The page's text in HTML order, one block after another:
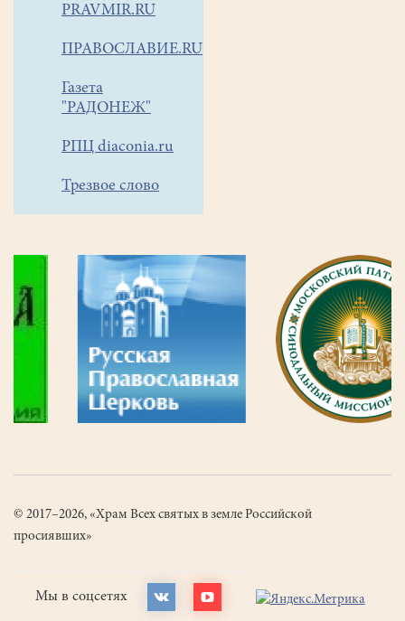
PRAVMIR.RU
ПРАВОСЛАВИЕ.RU
Газета
"РАДОНЕЖ"
РПЦ diaconia.ru
Трезвое слово
© 2017–2026, «Храм Всех святых в земле Российской
просиявших»
Мы в соцсетях